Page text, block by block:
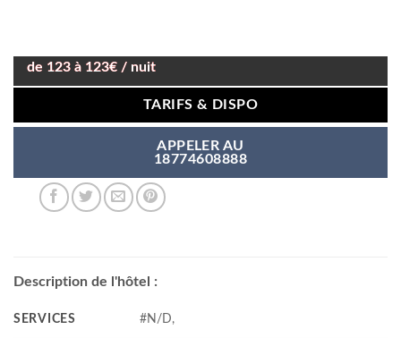
de 123 à 123€ / nuit
TARIFS & DISPO
APPELER AU
18774608888
Description de l'hôtel :
SERVICES #N/D,